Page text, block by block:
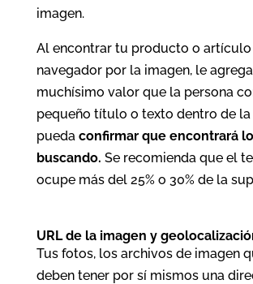
imagen.
Al encontrar tu producto o artículo
navegador por la imagen, le
muchísimo valor que la persona
pequeño título o texto dentro de la
pueda confirmar que encontrará
buscando. Se recomienda que el
ocupe más del 25% o 30% de la
URL de la imagen y
Tus fotos, los archivos de imagen
deben tener por sí mismos una